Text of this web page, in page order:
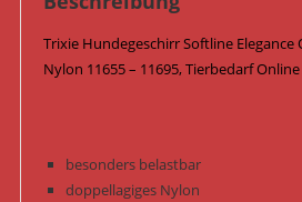
Trixie Hundegeschirr Softline Elegance
Nylon 11655 – 11695, Tierbedarf
besonders belastbar
doppellagiges Nylon